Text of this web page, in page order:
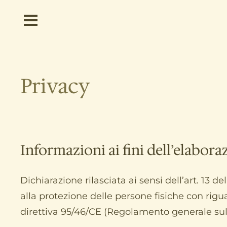
Privacy
Informazioni ai fini
Dichiarazione rilasciata ai sensi dell’art. 13
alla protezione delle persone fisiche con
direttiva 95/46/CE (Regolamento generale